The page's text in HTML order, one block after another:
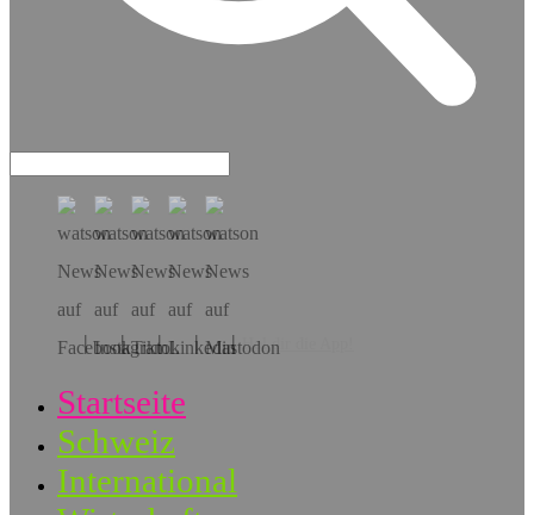
Hol dir die App!
Startseite
Schweiz
International